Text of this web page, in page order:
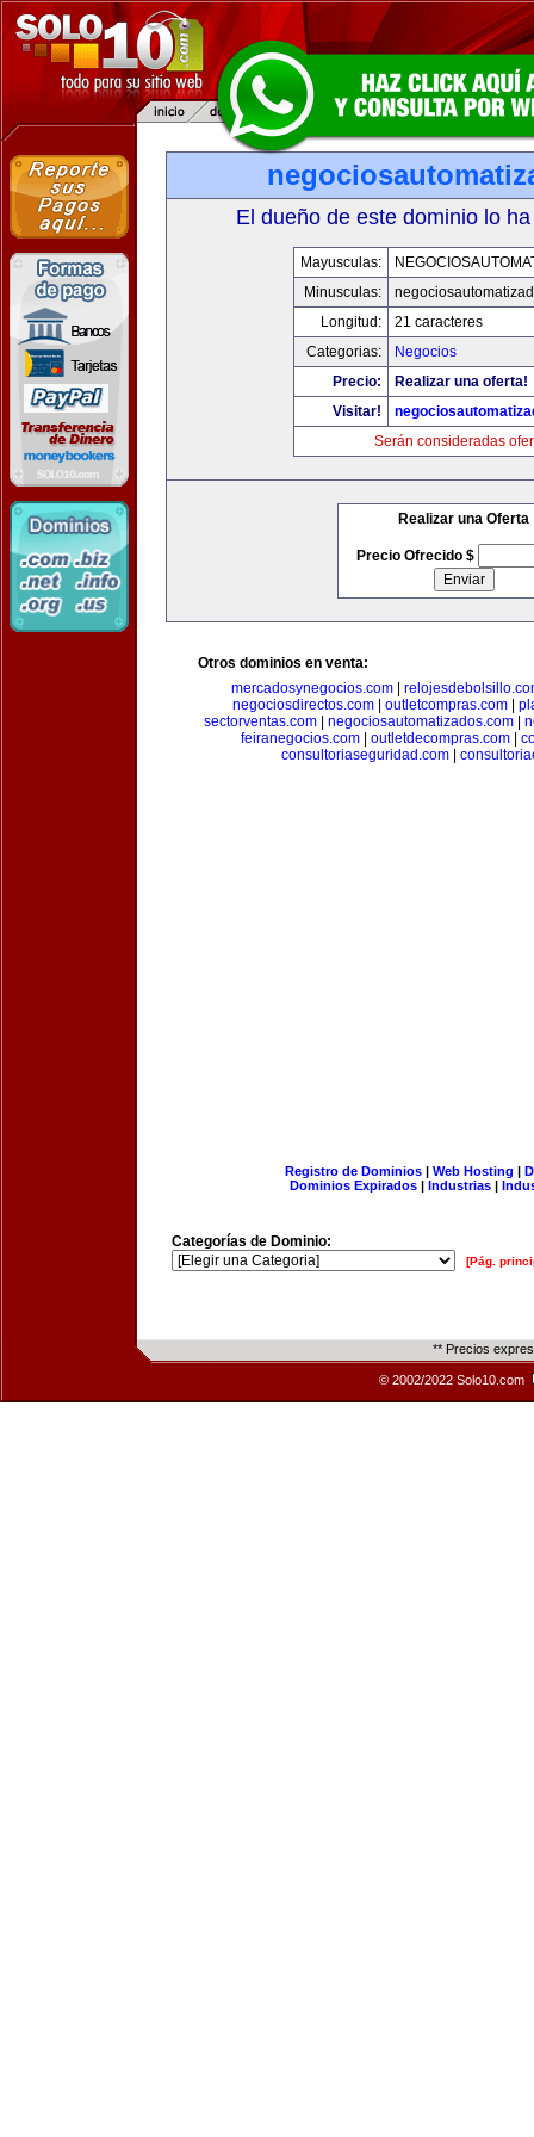
El dueño de este dominio lo
Mayusculas:
Minusculas:
Longitud:
21 caracteres
Categorias:
Negocios
Precio:
Realizar una oferta!
Visitar!
Serán consideradas
Realizar una Oferta
Precio Ofrecido $
Otros dominios en venta:
mercadosynegocios.com
negociosdirectos.com
outletcompras.com
sectorventas.com
negociosautomatizados.com
feiranegocios.com| outletdecompras.com|
consultoriaseguridad.com
Registro de Dominios| Web Hosting |
Dominios Expirados | Industrias |
Categorías de Dominio:
[Pág.
** Precios
© 2002/2022 Solo10.com